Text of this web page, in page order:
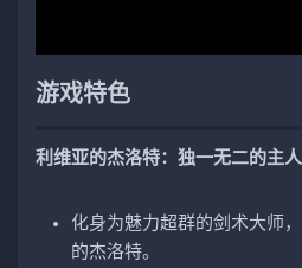
游戏特色
利维亚的杰洛特：独一无二的主
化身为魅力超群的剑术大师
的杰洛特。